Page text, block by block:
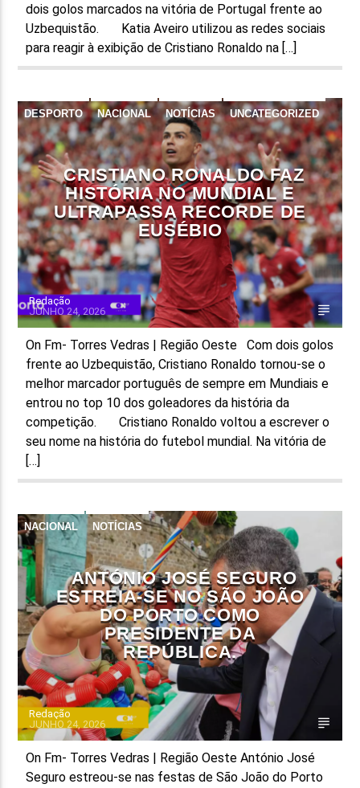
dois golos marcados na vitória de Portugal frente ao
Uzbequistão. Katia Aveiro utilizou as redes sociais
para reagir à exibição de Cristiano Ronaldo na […]
DESPORTO NACIONAL NOTÍCIAS UNCATEGORIZED
CRISTIANO RONALDO FAZ
HISTÓRIA NO MUNDIAL E
ULTRAPASSA RECORDE DE
EUSÉBIO
Redação
JUNHO 24, 2026
On Fm- Torres Vedras | Região Oeste Com dois golos
frente ao Uzbequistão, Cristiano Ronaldo tornou-se o
melhor marcador português de sempre em Mundiais e
entrou no top 10 dos goleadores da história da
competição. Cristiano Ronaldo voltou a escrever o
seu nome na história do futebol mundial. Na vitória de
[…]
NACIONAL NOTÍCIAS
ANTÓNIO JOSÉ SEGURO
ESTREIA-SE NO SÃO JOÃO
DO PORTO COMO
PRESIDENTE DA
REPÚBLICA.
Redação
JUNHO 24, 2026
On Fm- Torres Vedras | Região Oeste António José
Seguro estreou-se nas festas de São João do Porto